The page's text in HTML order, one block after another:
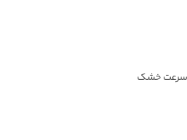
سرعت خشک